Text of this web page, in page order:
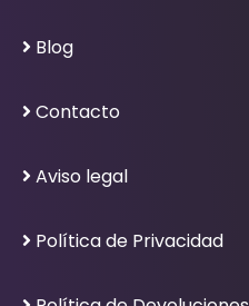
Blog
Contacto
Aviso legal
Política de Privacidad